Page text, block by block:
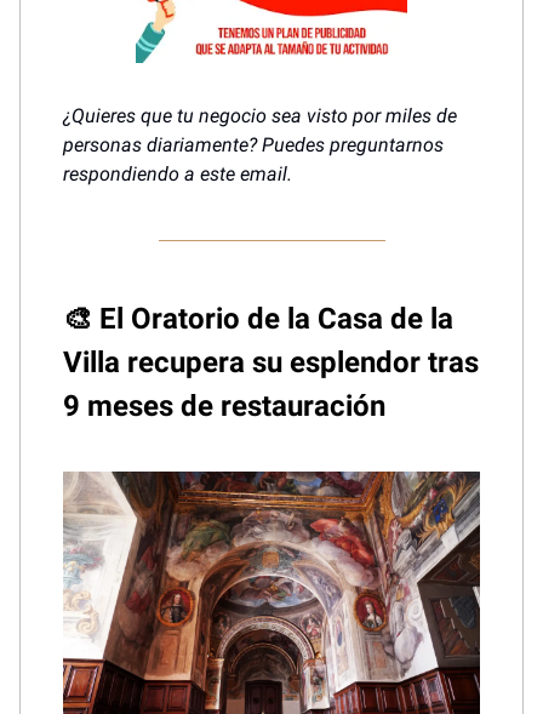
¿Quieres que tu negocio sea visto por miles de
personas diariamente? Puedes preguntarnos
respondiendo a este email.
🎨 El Oratorio de la Casa de la
Villa recupera su esplendor tras
9 meses de restauración